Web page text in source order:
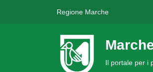
Regione Marche
Il portale per i